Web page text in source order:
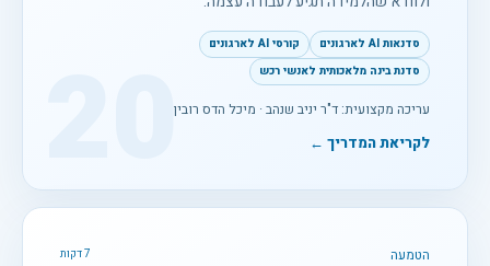
סדנאות AI לארגונים
קורסי AI לארגונים
סדנת בינה מלאכותית לאנשי רכש
עריכה מקצועית: ד"ר יניב שנהב · מיכל הדס רובין
לקריאת המדריך ← 20
הטמעה 7 דקות